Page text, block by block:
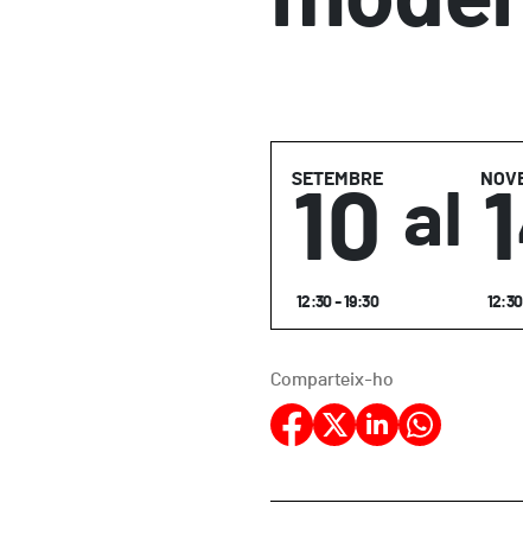
SETEMBRE
10
12:30 - 19:30
al
Comparteix-ho